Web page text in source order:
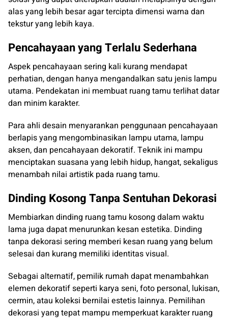
alas yang lebih besar agar tercipta dimensi warna dan
tekstur yang lebih kaya.
Pencahayaan yang Terlalu Sederhana
Aspek pencahayaan sering kali kurang mendapat
perhatian, dengan hanya mengandalkan satu jenis lampu
utama. Pendekatan ini membuat ruang tamu terlihat datar
dan minim karakter.
Para ahli desain menyarankan penggunaan pencahayaan
berlapis yang mengombinasikan lampu utama, lampu
aksen, dan pencahayaan dekoratif. Teknik ini mampu
menciptakan suasana yang lebih hidup, hangat, sekaligus
menambah nilai artistik pada ruang tamu.
Dinding Kosong Tanpa Sentuhan Dekorasi
Membiarkan dinding ruang tamu kosong dalam waktu
lama juga dapat menurunkan kesan estetika. Dinding
tanpa dekorasi sering memberi kesan ruang yang belum
selesai dan kurang memiliki identitas visual.
Sebagai alternatif, pemilik rumah dapat menambahkan
elemen dekoratif seperti karya seni, foto personal, lukisan,
cermin, atau koleksi bernilai estetis lainnya. Pemilihan
dekorasi yang tepat mampu memperkuat karakter ruang